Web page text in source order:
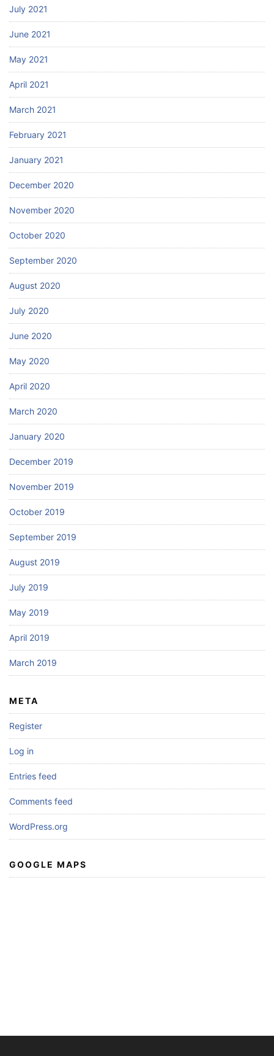
July 2021
June 2021
May 2021
April 2021
March 2021
February 2021
January 2021
December 2020
November 2020
October 2020
September 2020
August 2020
July 2020
June 2020
May 2020
April 2020
March 2020
January 2020
December 2019
November 2019
October 2019
September 2019
August 2019
July 2019
May 2019
April 2019
March 2019
META
Register
Log in
Entries feed
Comments feed
WordPress.org
GOOGLE MAPS